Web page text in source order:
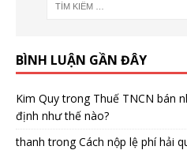
BÌNH LUẬN GẦN ĐÂY
Kim Quytrong Thuế TNCN bán
định như thế nào?
thanh trongCách nộp lệ phí hải